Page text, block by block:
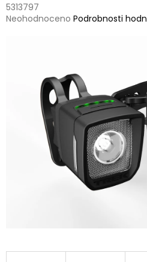
5313797
Průměrné
hvězdiček.
Neohodnoceno Podrobnosti